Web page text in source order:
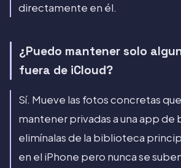
directamente en él.
¿Puedo mantener solo
fuera de iCloud?
Sí. Mueve las fotos concretas
mantener privadas a una app de
elimínalas de la biblioteca
en el iPhone pero nunca se